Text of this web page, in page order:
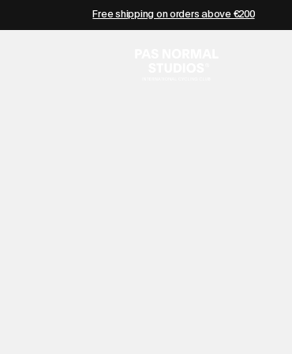
Free shipping on orders above €200